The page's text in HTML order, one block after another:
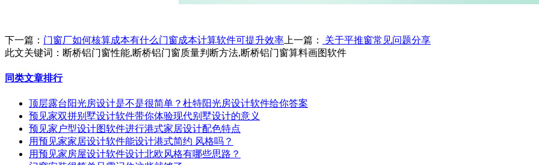
下一篇： 门窗厂如何核算成本有什么门窗成本计算软件可提升效率 上一篇：
关于平推窗常见问题分享
此文关键词： 断桥铝门窗性能,断桥铝门窗质量判断方法,断桥铝门窗算料画图软件
同类文章排行
顶层露台阳光房设计是不是很简单？杜特阳光房设计软件给你答案
预见家双拼别墅设计软件带你体验现代别墅设计的意义
预见家户型设计图软件进行港式家居设计配色特点
用预见家家居设计软件能设计港式简约 风格吗？
用预见家房屋设计软件设计北欧风格有哪些思路？